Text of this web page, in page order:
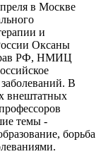
в Москве
и
Оксаны
РФ, НМИЦ
В
внештатных
темы -
борьба